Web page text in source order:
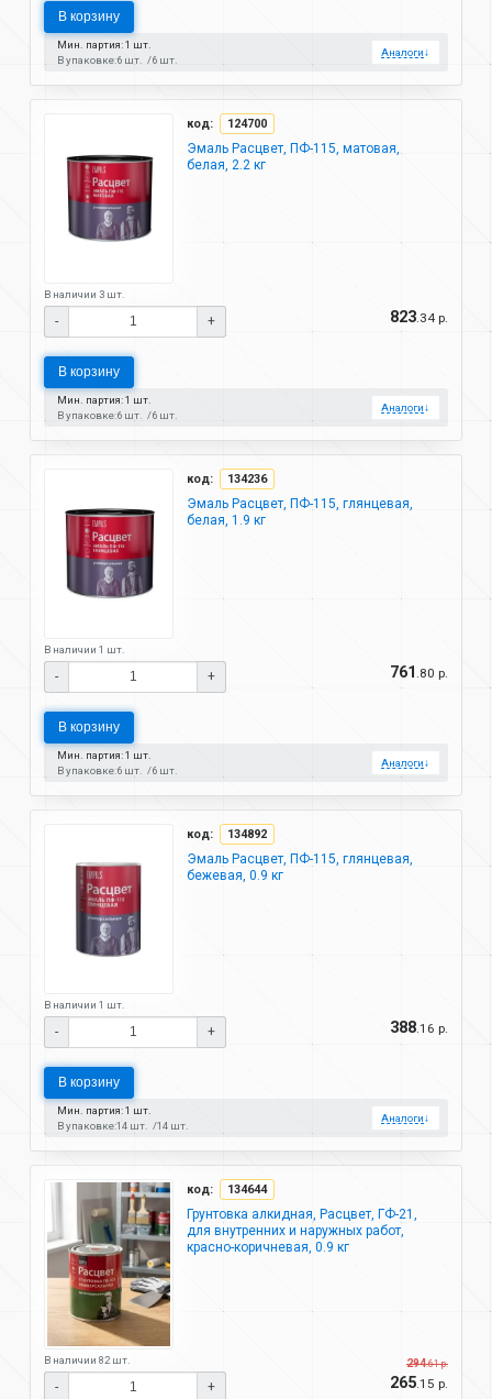
В корзину
Мин. партия: 1 шт.
В упаковке:6 шт. 6 шт.
Аналоги↓
код: 124700
Эмаль Расцвет, ПФ-115, матовая,
белая, 2.2 кг
В наличии 3 шт.
- + 823.34 р.
В корзину
Мин. партия: 1 шт.
В упаковке:6 шт. 6 шт.
Аналоги↓
код: 134236
Эмаль Расцвет, ПФ-115, глянцевая,
белая, 1.9 кг
В наличии 1 шт.
- + 761 .80 р.
В корзину
Мин. партия: 1 шт.
В упаковке:6 шт. 6 шт.
Аналоги↓
код: 134892
Эмаль Расцвет, ПФ-115, глянцевая,
бежевая, 0.9 кг
В наличии 1 шт.
- + 388.16 р.
В корзину
Мин. партия: 1 шт.
В упаковке:14 шт. 14 шт.
Аналоги↓
код: 134644
Грунтовка алкидная, Расцвет, ГФ-21,
для внутренних и наружных работ,
красно-коричневая, 0.9 кг
В наличии 82 шт.
- +
294.61 р.
265.15 р.